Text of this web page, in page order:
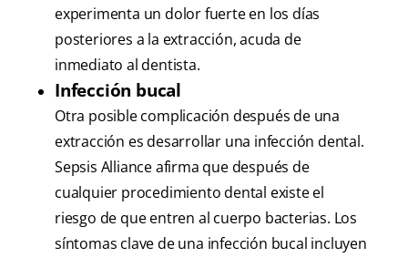
experimenta un dolor fuerte en los días
posteriores a la extracción, acuda de
inmediato al dentista.
Infección bucal
Otra posible complicación después de una
extracción es desarrollar una infección dental.
Sepsis Alliance afirma que después de
cualquier procedimiento dental existe el
riesgo de que entren al cuerpo bacterias. Los
síntomas clave de una infección bucal incluyen